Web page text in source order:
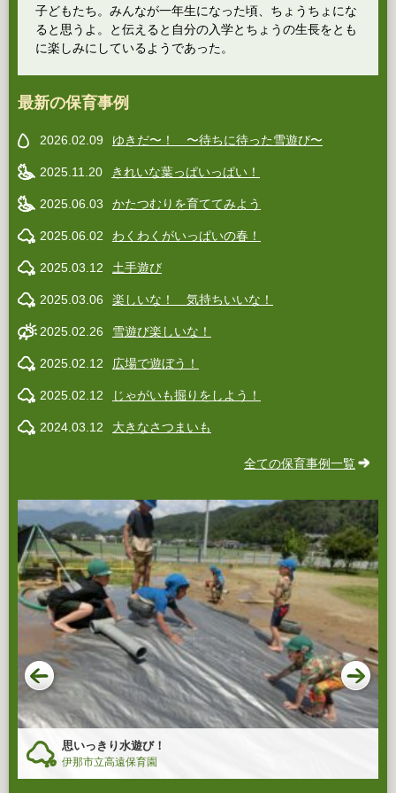
子どもたち。みんなが一年生になった頃、ちょうちょにな
ると思うよ。と伝えると自分の入学とちょうの生長をとも
に楽しみにしているようであった。
最新の保育事例
2026.02.09 ゆきだ〜！ 〜待ちに待った雪遊び〜
2025.11.20 きれいな葉っぱいっぱい！
2025.06.03 かたつむりを育ててみよう
2025.06.02 わくわくがいっぱいの春！
2025.03.12 土手遊び
2025.03.06 楽しいな！ 気持ちいいな！
2025.02.26 雪遊び楽しいな！
2025.02.12 広場で遊ぼう！
2025.02.12 じゃがいも掘りをしよう！
2024.03.12 大きなさつまいも
全ての保育事例一覧
思いっきり水遊び！
伊那市立高遠保育園